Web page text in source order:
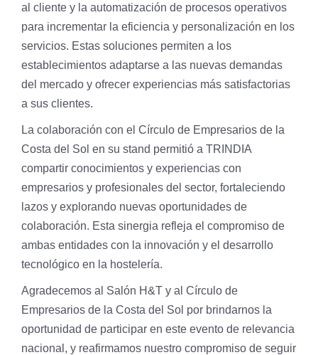
al cliente y la automatización de procesos operativos
para incrementar la eficiencia y personalización en los
servicios. Estas soluciones permiten a los
establecimientos adaptarse a las nuevas demandas
del mercado y ofrecer experiencias más satisfactorias
a sus clientes.
La colaboración con el Círculo de Empresarios de la
Costa del Sol en su stand permitió a TRINDIA
compartir conocimientos y experiencias con
empresarios y profesionales del sector, fortaleciendo
lazos y explorando nuevas oportunidades de
colaboración. Esta sinergia refleja el compromiso de
ambas entidades con la innovación y el desarrollo
tecnológico en la hostelería.
Agradecemos al Salón H&T y al Círculo de
Empresarios de la Costa del Sol por brindarnos la
oportunidad de participar en este evento de relevancia
nacional, y reafirmamos nuestro compromiso de seguir